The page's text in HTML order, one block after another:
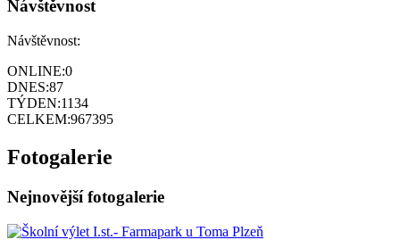
Návštěvnost
Návštěvnost:
ONLINE:0
DNES:87
TÝDEN:1134
CELKEM:967395
Fotogalerie
Nejnovější fotogalerie